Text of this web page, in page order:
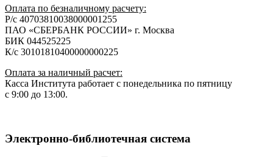
Оплата по безналичному расчету:
Р/с 40703810038000001255
ПАО «СБЕРБАНК РОССИИ» г. Москва
БИК 044525225
К/с 30101810400000000225
Оплата за наличный расчет:
Касса Института работает с понедельника по пятницу
с 9:00 до 13:00.
Электронно-библиотечная система